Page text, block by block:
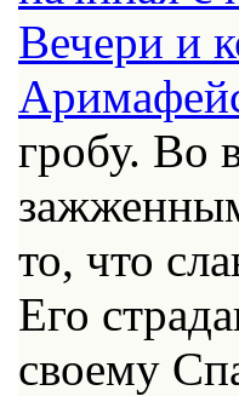
Вечери и
гробу. Во
то, что
Его
своему